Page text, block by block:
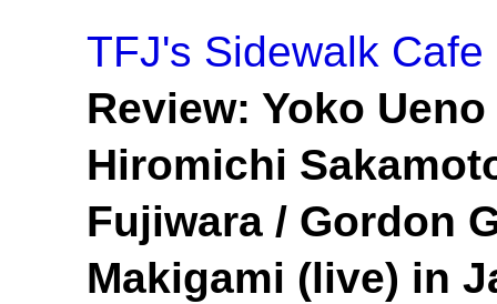
TFJ's Sidewalk Cafe
Review: Yoko
Hiromichi
Fujiwara / Gordon
Makigami (live) in